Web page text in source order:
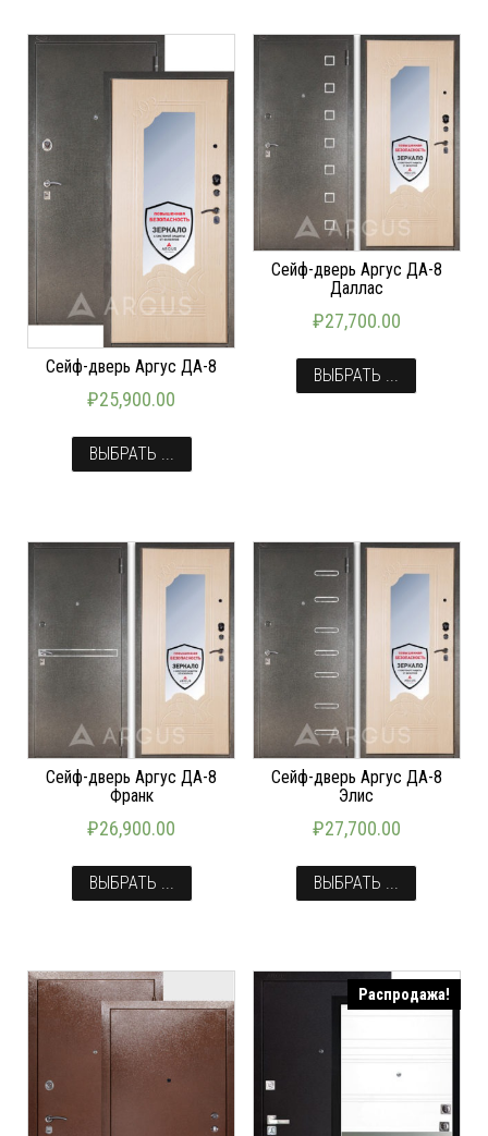
Сейф-дверь Аргус ДА-8
₽25,900.00
ВЫБРАТЬ ...
Сейф-дверь Аргус ДА-8
Даллас
₽27,700.00
ВЫБРАТЬ ...
Сейф-дверь Аргус ДА-8
Франк
₽26,900.00
ВЫБРАТЬ ...
Сейф-дверь Аргус ДА-8
Элис
₽27,700.00
ВЫБРАТЬ ...
Распродажа!